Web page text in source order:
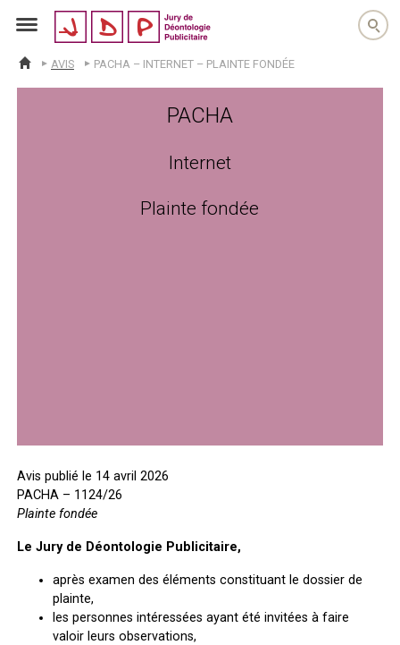
jdp
ACCUEIL
AVIS PACHA – INTERNET – PLAINTE FONDÉE
PACHA
Internet
Plainte fondée
Avis publié le 14 avril 2026
PACHA – 1124/26
Plainte fondée
Le Jury de Déontologie Publicitaire,
après examen des éléments constituant le dossier de
plainte,
les personnes intéressées ayant été invitées à faire
valoir leurs observations,